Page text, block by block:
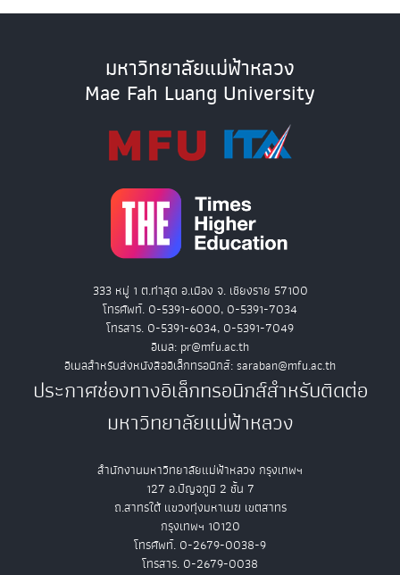
มหาวิทยาลัยแม่ฟ้าหลวง
Mae Fah Luang University
333 หมู่ 1 ต.ท่าสุด อ.เมือง จ. เชียงราย 57100
โทรศัพท์. 0-5391-6000, 0-5391-7034
โทรสาร. 0-5391-6034, 0-5391-7049
อีเมล: pr@mfu.ac.th
อีเมลสำหรับส่งหนังสืออิเล็กทรอนิกส์: saraban@mfu.ac.th
ประกาศช่องทางอิเล็กทรอนิกส์สำหรับติดต่อ
มหาวิทยาลัยแม่ฟ้าหลวง
สำนักงานมหาวิทยาลัยแม่ฟ้าหลวง กรุงเทพฯ
127 อ.ปัญจภูมิ 2 ชั้น 7
ถ.สาทรใต้ แขวงทุ่งมหาเมฆ เขตสาทร
กรุงเทพฯ 10120
โทรศัพท์. 0-2679-0038-9
โทรสาร. 0-2679-0038